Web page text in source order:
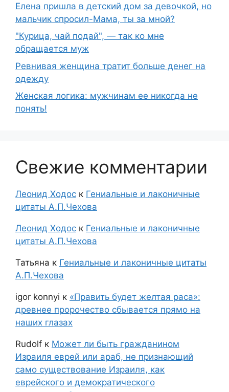
Елена пришла в детский дом за девочкой, но
мальчик спросил-Мама, ты за мной?
"Курица, чай подай", — так ко мне
обращается муж
Ревнивая женщина тратит больше денег на
одежду
Женская логика: мужчинам ее никогда не
понять!
Свежие комментарии
Леонид Ходос к Гениальные и лаконичные
цитаты А.П.Чехова
Леонид Ходос к Гениальные и лаконичные
цитаты А.П.Чехова
Татьяна к Гениальные и лаконичные цитаты
А.П.Чехова
igor konnyi к «Править будет желтая раса»:
древнее пророчество сбывается прямо на
наших глазах
Rudolf к Может ли быть гражданином
Израиля еврей или араб, не признающий
само существование Израиля, как
еврейского и демократического